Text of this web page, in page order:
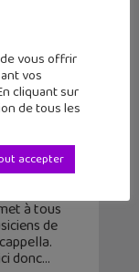
à tous
de
donc
vous offrir
vos
cliquant sur
de tous les
accepter